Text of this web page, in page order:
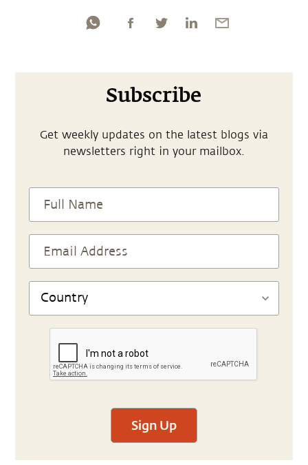
Subscribe
Get weekly updates on the latest blogs via
newsletters right in your mailbox.
Sign Up